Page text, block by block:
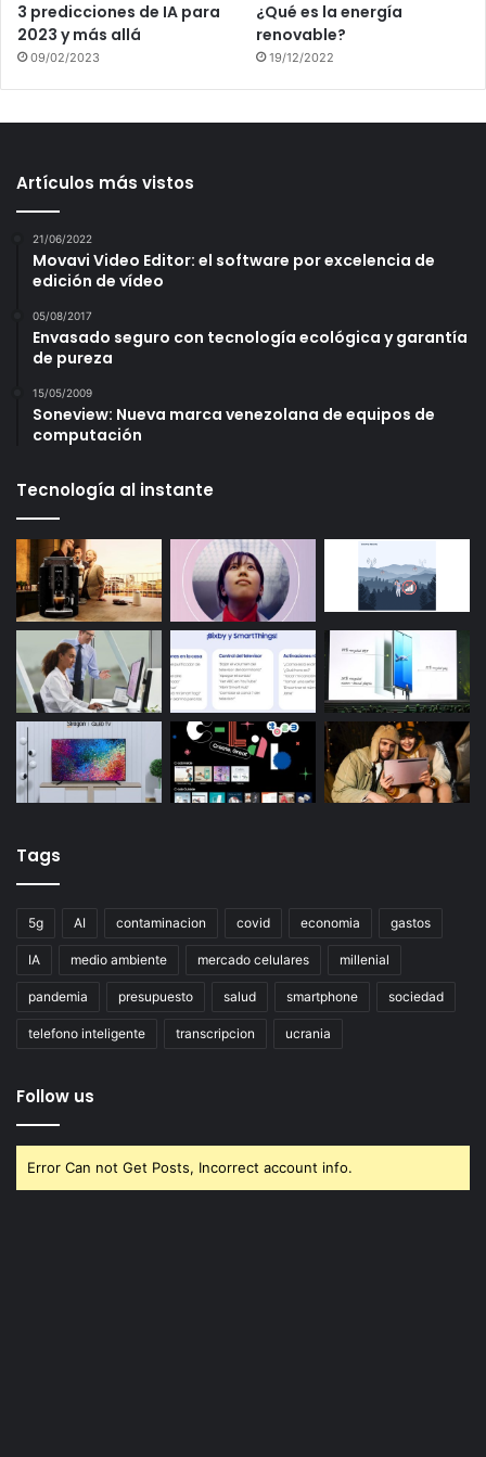
3 predicciones de IA para
2023 y más allá
09/02/2023
¿Qué es la energía
renovable?
19/12/2022
Artículos más vistos
21/06/2022
Movavi Video Editor: el software por excelencia de
edición de vídeo
05/08/2017
Envasado seguro con tecnología ecológica y garantía
de pureza
15/05/2009
Soneview: Nueva marca venezolana de equipos de
computación
Tecnología al instante
Tags
5g AI contaminacion covid economia gastos
IA medio ambiente mercado celulares millenial
pandemia presupuesto salud smartphone sociedad
telefono inteligente transcripcion ucrania
Follow us
Error Can not Get Posts, Incorrect account info.